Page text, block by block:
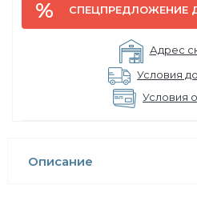
СПЕЦПРЕДЛОЖЕНИЕ
Адрес
Условия
Условия
Описание